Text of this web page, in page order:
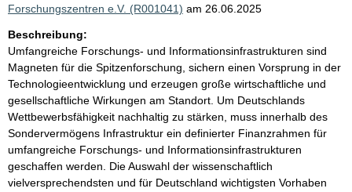
Forschungszentren e.V. (R001041) am 26.06.2025
Beschreibung:
Umfangreiche Forschungs- und Informationsinfrastrukturen sind
Magneten für die Spitzenforschung, sichern einen Vorsprung in der
Technologieentwicklung und erzeugen große wirtschaftliche und
gesellschaftliche Wirkungen am Standort. Um Deutschlands
Wettbewerbsfähigkeit nachhaltig zu stärken, muss innerhalb des
Sondervermögens Infrastruktur ein definierter Finanzrahmen für
umfangreiche Forschungs- und Informationsinfrastrukturen
geschaffen werden. Die Auswahl der wissenschaftlich
vielversprechendsten und für Deutschland wichtigsten Vorhaben